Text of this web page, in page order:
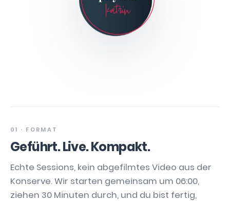
01 · FORMAT
Geführt. Live. Kompakt.
Echte Sessions, kein abgefilmtes Video aus der
Konserve. Wir starten gemeinsam um 06:00,
ziehen 30 Minuten durch, und du bist fertig,